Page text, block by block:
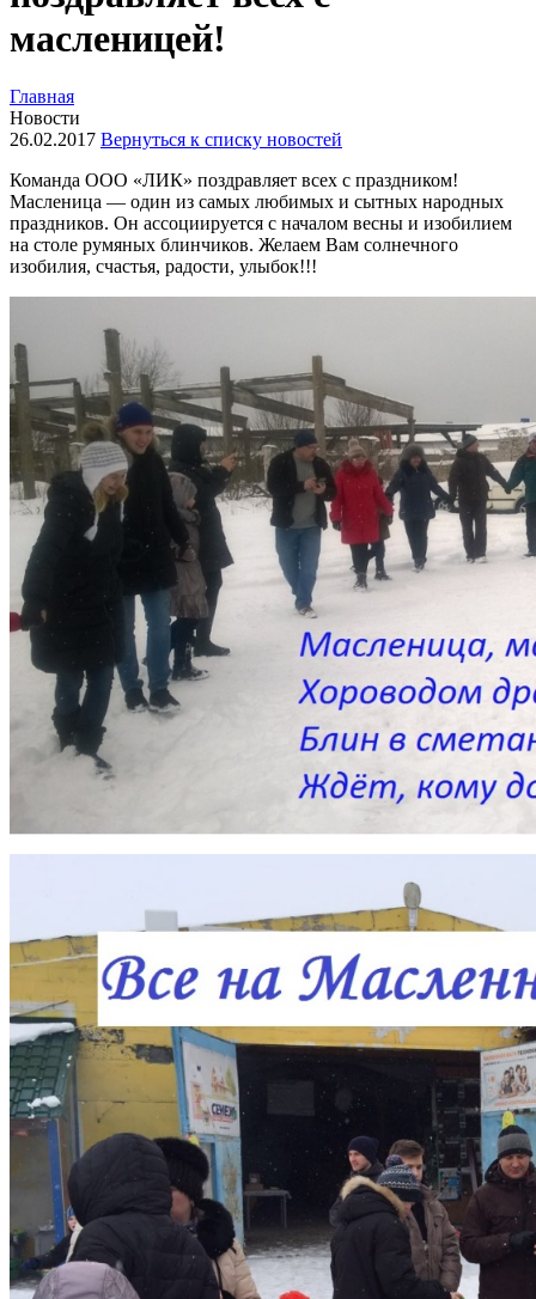
масленицей!
Главная
Новости
26.02.2017 Вернуться к списку новостей
Команда ООО «ЛИК» поздравляет всех с праздником!
Масленица — один из самых любимых и сытных народных
праздников. Он ассоциируется с началом весны и изобилием
на столе румяных блинчиков. Желаем Вам солнечного
изобилия, счастья, радости, улыбок!!!